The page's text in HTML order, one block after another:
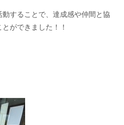
することで、達成感や仲間と協
ができました！！